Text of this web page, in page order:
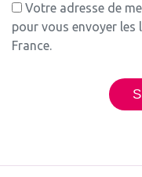
Votre adresse de
pour vous envoyer
France.